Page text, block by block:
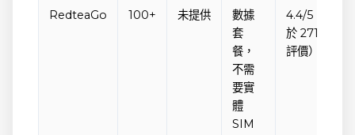
RedteaGo 100+ 未提供
數據
套
餐，
不需
要實
體
SIM
4.4/5（基
於 271 條
評價）